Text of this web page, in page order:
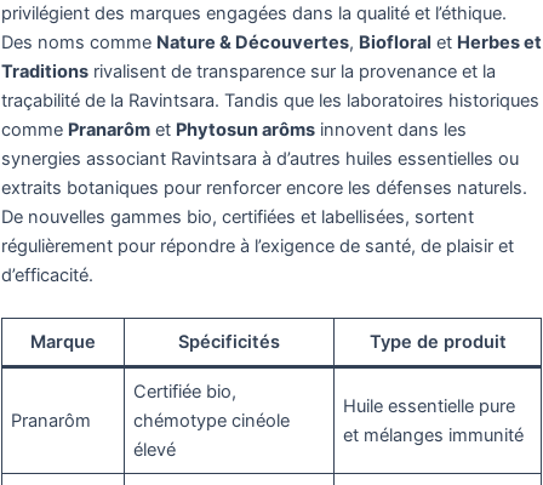
privilégient des marques engagées dans la qualité et l’éthique.
Des noms comme Nature & Découvertes, Biofloral et Herbes et
Traditions rivalisent de transparence sur la provenance et la
traçabilité de la Ravintsara. Tandis que les laboratoires historiques
comme Pranarôm et Phytosun arôms innovent dans les
synergies associant Ravintsara à d’autres huiles essentielles ou
extraits botaniques pour renforcer encore les défenses naturels.
De nouvelles gammes bio, certifiées et labellisées, sortent
régulièrement pour répondre à l’exigence de santé, de plaisir et
d’efficacité.
Marque Spécificités Type de produit
Pranarôm
Certifiée bio,
chémotype cinéole
élevé
Huile essentielle pure
et mélanges immunité